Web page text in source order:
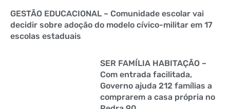
GESTÃO EDUCACIONAL – Comunidade escolar vai
decidir sobre adoção do modelo cívico-militar em 17
escolas estaduais
SER FAMÍLIA HABITAÇÃO –
Com entrada facilitada,
Governo ajuda 212 famílias a
comprarem a casa própria no